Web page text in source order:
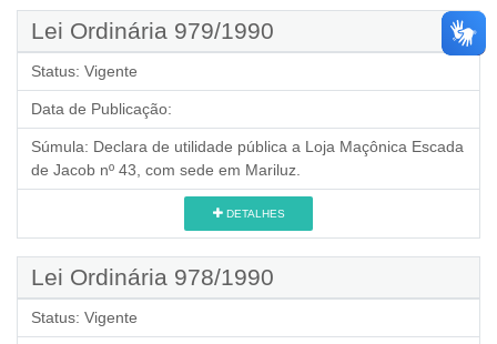
Lei Ordinária 979/1990
Status: Vigente
Data de Publicação:
Súmula: Declara de utilidade pública a Loja Maçônica Escada
de Jacob nº 43, com sede em Mariluz.
DETALHES
Lei Ordinária 978/1990
Status: Vigente